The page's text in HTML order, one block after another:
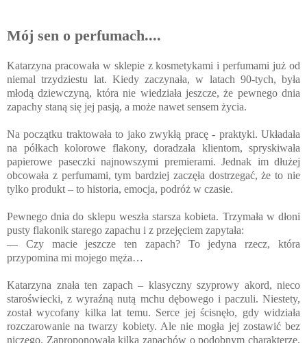
Mój sen o perfumach....
Katarzyna pracowała w sklepie z kosmetykami i perfumami już od
niemal trzydziestu lat. Kiedy zaczynała, w latach 90-tych, była
młodą dziewczyną, która nie wiedziała jeszcze, że pewnego dnia
zapachy staną się jej pasją, a może nawet sensem życia.
Na początku traktowała to jako zwykłą pracę - praktyki. Układała
na półkach kolorowe flakony, doradzała klientom, spryskiwała
papierowe paseczki najnowszymi premierami. Jednak im dłużej
obcowała z perfumami, tym bardziej zaczęła dostrzegać, że to nie
tylko produkt – to historia, emocja, podróż w czasie.
Pewnego dnia do sklepu weszła starsza kobieta. Trzymała w dłoni
pusty flakonik starego zapachu i z przejęciem zapytała:
— Czy macie jeszcze ten zapach? To jedyna rzecz, która
przypomina mi mojego męża…
Katarzyna znała ten zapach – klasyczny szyprowy akord, nieco
staroświecki, z wyraźną nutą mchu dębowego i paczuli. Niestety,
został wycofany kilka lat temu. Serce jej ścisnęło, gdy widziała
rozczarowanie na twarzy kobiety. Ale nie mogła jej zostawić bez
niczego. Zaproponowała kilka zapachów o podobnym charakterze,